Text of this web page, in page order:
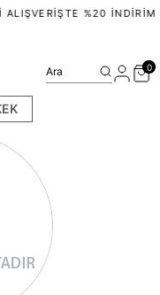
ALIŞVERIŞTE %20 İNDIRIM
Ara 0